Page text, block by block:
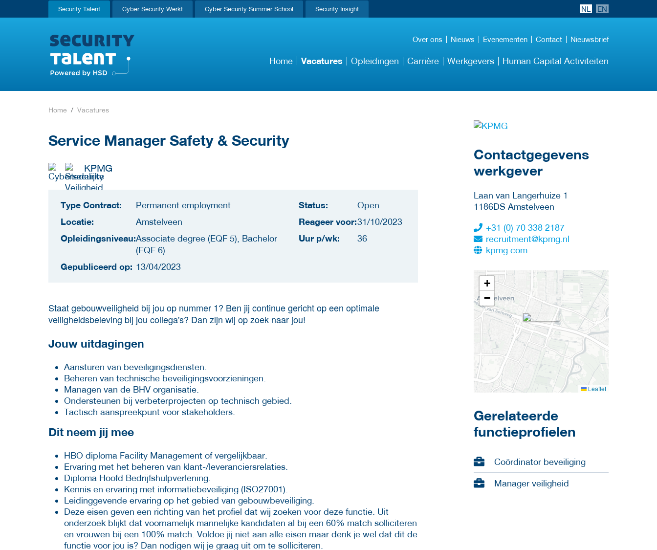
Security Talent Cyber Security Werkt Cyber Security Summer School Security Insight NL EN
Over ons Nieuws Evenementen Contact Nieuwsbrief
Home Vacatures Opleidingen Carrière Werkgevers Human Capital Activiteiten
Home Vacatures
Service Manager Safety & Security
KPMG
Type Contract: Permanent employment
Locatie: Amstelveen
Opleidingsniveau:Associate degree (EQF 5), Bachelor
(EQF 6)
Gepubliceerd op: 13/04/2023
Status: Open
Reageer voor:31/10/2023
Uur p/wk: 36
Staat gebouwveiligheid bij jou op nummer 1? Ben jij continue gericht op een optimale
veiligheidsbeleving bij jou collega's? Dan zijn wij op zoek naar jou!
Jouw uitdagingen
Aansturen van beveiligingsdiensten.
Beheren van technische beveiligingsvoorzieningen.
Managen van de BHV organisatie.
Ondersteunen bij verbeterprojecten op technisch gebied.
Tactisch aanspreekpunt voor stakeholders.
Dit neem jij mee
HBO diploma Facility Management of vergelijkbaar.
Ervaring met het beheren van klant-/leveranciersrelaties.
Diploma Hoofd Bedrijfshulpverlening.
Kennis en ervaring met informatiebeveiliging (ISO27001).
Leidinggevende ervaring op het gebied van gebouwbeveiliging.
Deze eisen geven een richting van het profiel dat wij zoeken voor deze functie. Uit
onderzoek blijkt dat voornamelijk mannelijke kandidaten al bij een 60% match solliciteren
en vrouwen bij een 100% match. Voldoe jij niet aan alle eisen maar denk je wel dat dit de
functie voor jou is? Dan nodigen wij je graag uit om te solliciteren.
Meer werkgever
Contactgegevens
werkgever
Laan van Langerhuize 1
1186DS Amstelveen
+31 (0) 70 338 2187
recruitment@kpmg.nl
kpmg.com
+
−
Leaflet
Gerelateerde
functieprofielen
Coördinator beveiliging
Manager veiligheid